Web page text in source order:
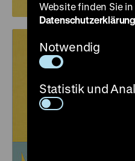
Website finden Sie
Datenschutzerklärung
Notwendig
Statistik und